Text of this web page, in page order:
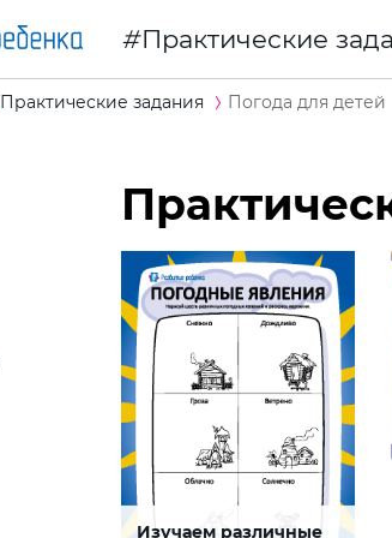
Практические
Практические задания Погода для детей
Изучаем различные